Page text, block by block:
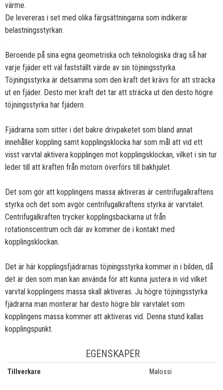
värme.
De levereras i set med olika färgsättningarna som indikerar
belastningsstyrkan.
Beroende på sina egna geometriska och teknologiska drag så har
varje fjäder ett väl fastställt värde av sin töjningsstyrka.
Töjningsstyrka är detsamma som den kraft det krävs för att sträcka
ut en fjäder. Desto mer kraft det tar att sträcka ut den desto högre
töjningsstyrka har fjädern.
Fjädrarna som sitter i det bakre drivpaketet som bland annat
innehåller koppling samt kopplingsklocka har som mål att vid ett
visst varvtal aktivera kopplingen mot kopplingsklockan, vilket i sin tur
leder till att kraften från motorn överförs till bakhjulet.
Det som gör att kopplingens massa aktiveras är centrifugalkraftens
styrka och det som avgör centrifugalkraftens styrka är varvtalet.
Centrifugalkraften trycker kopplingsbackarna ut från
rotationscentrum och där av kommer de i kontakt med
kopplingsklockan.
Det är här kopplingsfjädrarnas töjningsstyrka kommer in i bilden, då
det är den som man kan använda för att kunna justera in vid vilket
varvtal kopplingens massa skall aktiveras. Ju högre töjningsstyrka
fjädrarna man monterar har desto högre blir varvtalet som
kopplingens massa kommer att aktiveras vid. Denna stund kallas
kopplingspunkt.
EGENSKAPER
Tillverkare Malossi